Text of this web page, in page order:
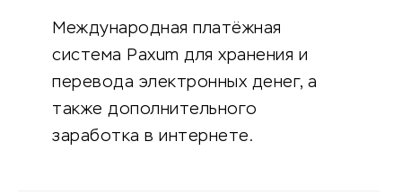
Международная платёжная
система Paxum для хранения и
перевода электронных денег, а
также дополнительного
заработка в интернете.